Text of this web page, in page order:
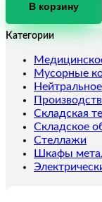
SGR-
Zn-
Стеллаж
1263-
2.0
В корзину
Категории
Мусорные
Складская
Складское
Стеллажи
Шкафы